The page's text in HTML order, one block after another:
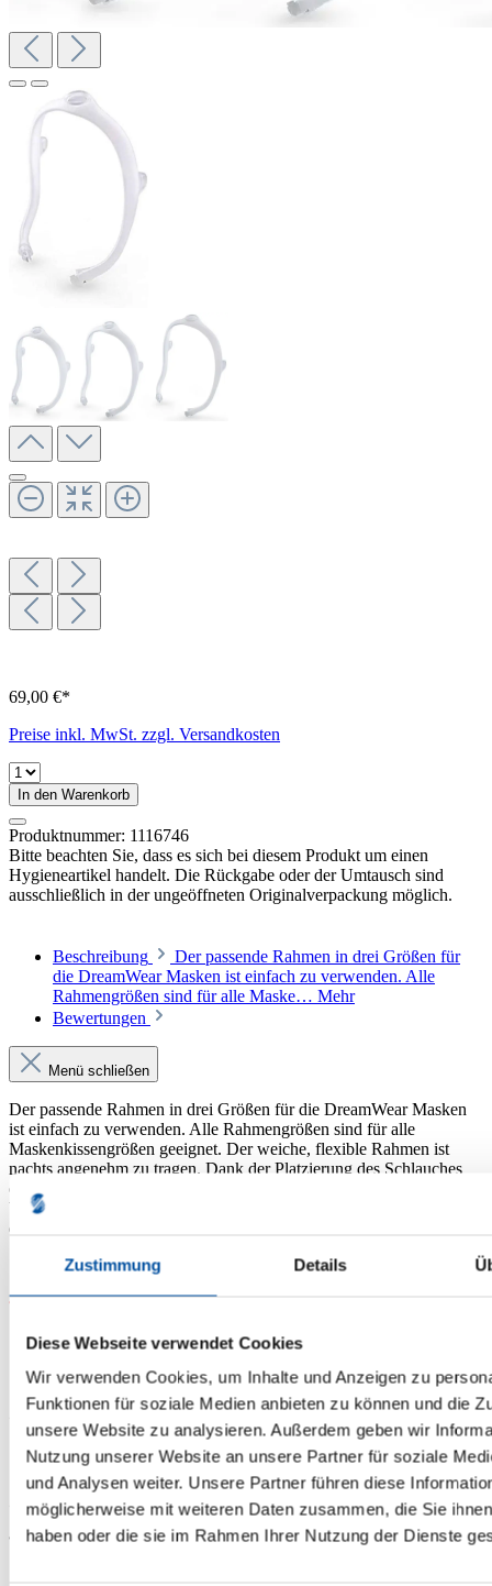
Zustimmung Details
Diese Webseite verwendet Cookies
Wir verwenden Cookies, um Inhalte und Anzeigen zu
Funktionen für soziale Medien anbieten zu können und die
unsere Website zu analysieren. Außerdem geben wir
Nutzung unserer Website an unsere Partner für soziale
und Analysen weiter. Unsere Partner führen diese
möglicherweise mit weiteren Daten zusammen, die Sie
haben oder die sie im Rahmen Ihrer Nutzung der Dienste
69,00 €*
Preise inkl. MwSt. zzgl. Versandkosten
In den Warenkorb
Produktnummer: 1116746
Bitte beachten Sie, dass es sich bei diesem Produkt um einen
Hygieneartikel handelt. Die Rückgabe oder der Umtausch sind
ausschließlich in der ungeöffneten Originalverpackung möglich.
Beschreibung
Der passende Rahmen in drei Größen für
die DreamWear Masken ist einfach zu verwenden. Alle
Rahmengrößen sind für alle Maske… Mehr
Bewertungen
Menü schließen
Der passende Rahmen in drei Größen für die DreamWear Masken
ist einfach zu verwenden. Alle Rahmengrößen sind für alle
Maskenkissengrößen geeignet. Der weiche, flexible Rahmen ist
nachts angenehm zu tragen. Dank der Platzierung des Schlauches
oben am Kopf bietet DreamWear nachts mehr Bewegungsfreiheit.
Um die Langlebigkeit Ihrer Maske zu garantieren, empfehlen wir
die tägliche Reinigung.
Wichtiger Hinweis für Ihre
Bestellung:
Unser Online-Shop richtet sich an Selbstzahler. Eine
direkte Abrechnung mit Ihrer Krankenkasse ist leider
nicht möglich – daher können Bestellungen im
Rahmen einer Versorgung durch Ihre
Krankenversicherung über den Shop nicht
durchgeführt oder nachträglich erstattet werden.
Wenn Sie Zubehör im Rahmen Ihrer Versorgung